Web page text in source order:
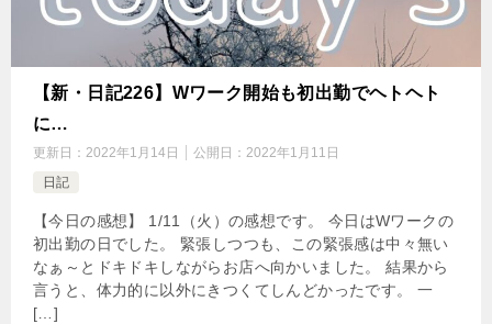
【新・日記226】Wワーク開始も初出勤でヘトヘト
に…
更新日： 2022年1月14日 公開日： 2022年1月11日
日記
【今日の感想】 1/11（火）の感想です。 今日はWワークの
初出勤の日でした。 緊張しつつも、この緊張感は中々無い
なぁ～とドキドキしながらお店へ向かいました。 結果から
言うと、体力的に以外にきつくてしんどかったです。 一
[…]